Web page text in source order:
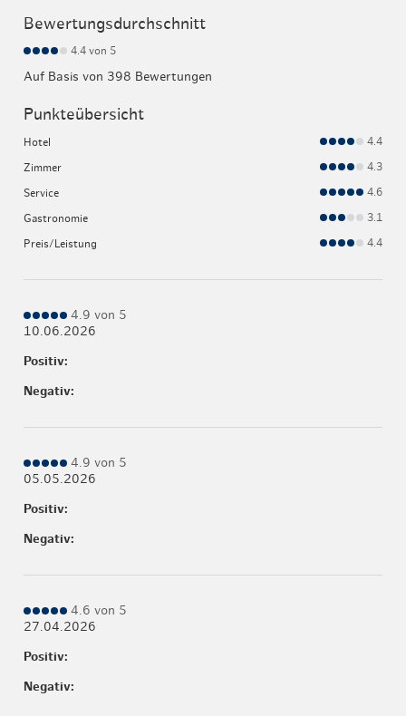
Bewertungsdurchschnitt
4.4 von 5
Auf Basis von 398 Bewertungen
Punkteübersicht
Hotel 4.4
Zimmer 4.3
Service 4.6
Gastronomie 3.1
Preis/Leistung 4.4
4.9 von 5
10.06.2026
Positiv:
Negativ:
4.9 von 5
05.05.2026
Positiv:
Negativ:
4.6 von 5
27.04.2026
Positiv:
Negativ: